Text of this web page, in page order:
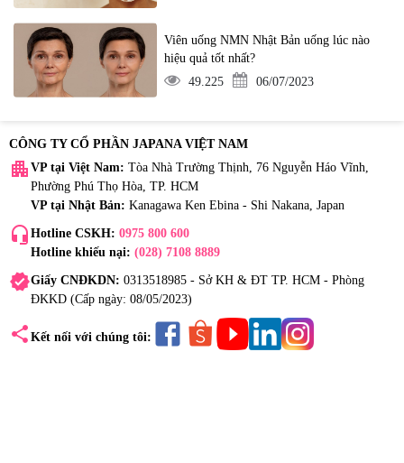
Viên uống NMN Nhật Bản uống lúc nào
hiệu quả tốt nhất?
49.225
06/07/2023
CÔNG TY CỔ PHẦN JAPANA VIỆT NAM
apartment VP tại Việt Nam: Tòa Nhà Trường Thịnh, 76 Nguyễn Háo Vĩnh,
Phường Phú Thọ Hòa, TP. HCM
VP tại Nhật Bản: Kanagawa Ken Ebina - Shi Nakana, Japan
headset_mic Hotline CSKH: 0975 800 600
Hotline khiếu nại: (028) 7108 8889
verifiedGiấy CNĐKDN: 0313518985 - Sở KH & ĐT TP. HCM - Phòng
ĐKKD (Cấp ngày: 08/05/2023)
share Kết nối với chúng tôi: